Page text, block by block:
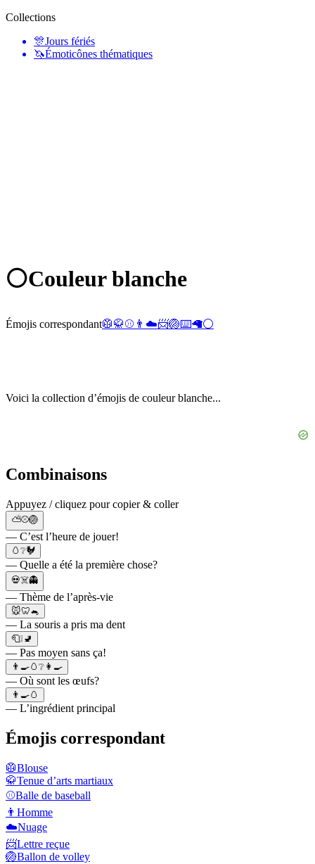
Collections
🎊Jours fériés
🦄Émoticônes thématiques
⚪Couleur blanche
Émojis correspondant🥼🥋⚾ 👨 ☁️📨🏐⌨️🦙⚪
Voici la collection d’émojis de couleur blanche...
Combinaisons
Appuyez / cliquez pour copier & coller
⛅⚾🏐
— C’est l’heure de jouer!
🥚❔🐓
— Quelle a été la première chose?
💀☠️👻
— Thème de l’après-vie
🐭🦷🐁
— La souris a pris ma dent
🧻❕🚽
— Pas moyen sans ça!
👨‍🍳🥚❔👩‍🍳
— Où sont les œufs?
👨‍🍳🥚
— L’ingrédient principal
Émojis correspondant
🥼Blouse
🥋Tenue d’arts martiaux
⚾Balle de baseball
👨 Homme
☁️Nuage
📨Lettre reçue
🏐Ballon de volley